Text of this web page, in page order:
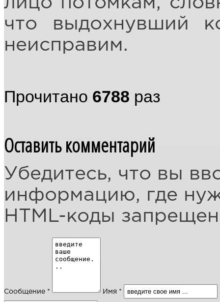
что выдохнувший
неисправим.
Прочитано 6788 раз
Оставить комментарий
Убедитесь, что вы
информацию, где
HTML-коды
Сообщение * Имя *